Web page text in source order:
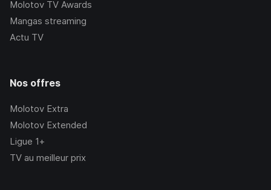
Molotov TV Awards
Mangas streaming
Actu TV
Nos offres
Molotov Extra
Molotov Extended
Ligue 1+
TV au meilleur prix